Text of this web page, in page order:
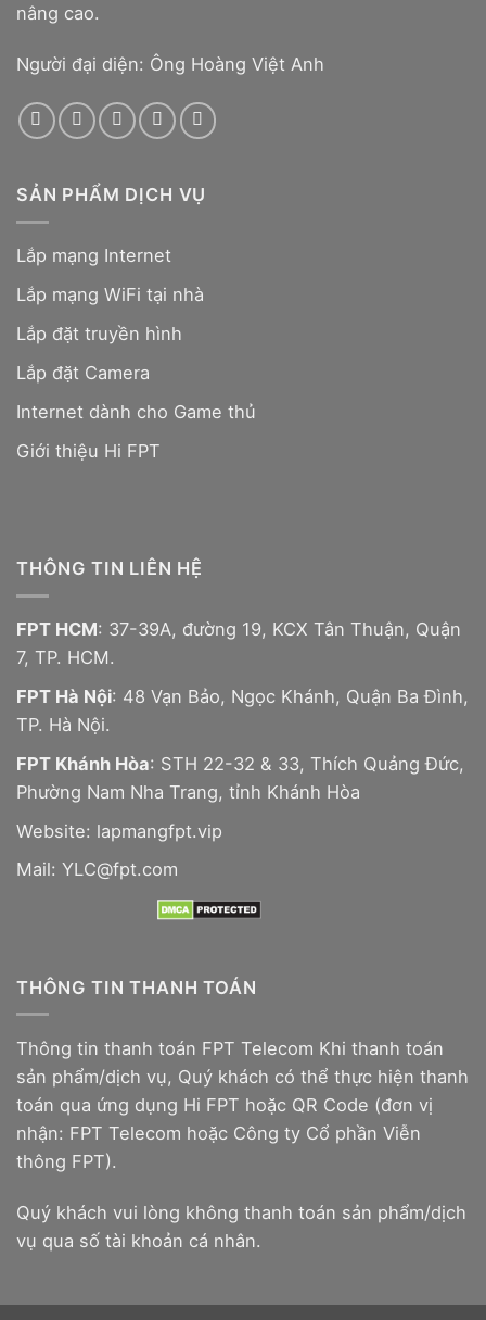
nâng cao.
Người đại diện: Ông Hoàng Việt Anh
SẢN PHẨM DỊCH VỤ
Lắp mạng Internet
Lắp mạng WiFi tại nhà
Lắp đặt truyền hình
Lắp đặt Camera
Internet dành cho Game thủ
Giới thiệu Hi FPT
THÔNG TIN LIÊN HỆ
FPT HCM: 37-39A, đường 19, KCX Tân Thuận, Quận
7, TP. HCM.
FPT Hà Nội: 48 Vạn Bảo, Ngọc Khánh, Quận Ba Đình,
TP. Hà Nội.
FPT Khánh Hòa: STH 22-32 & 33, Thích Quảng Đức,
Phường Nam Nha Trang, tỉnh Khánh Hòa
Website: lapmangfpt.vip
Mail: YLC@fpt.com
THÔNG TIN THANH TOÁN
Thông tin thanh toán FPT Telecom Khi thanh toán
sản phẩm/dịch vụ, Quý khách có thể thực hiện thanh
toán qua ứng dụng Hi FPT hoặc QR Code (đơn vị
nhận: FPT Telecom hoặc Công ty Cổ phần Viễn
thông FPT).
Quý khách vui lòng không thanh toán sản phẩm/dịch
vụ qua số tài khoản cá nhân.